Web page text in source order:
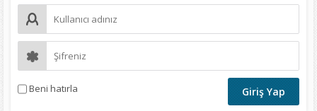
Beni hatırla